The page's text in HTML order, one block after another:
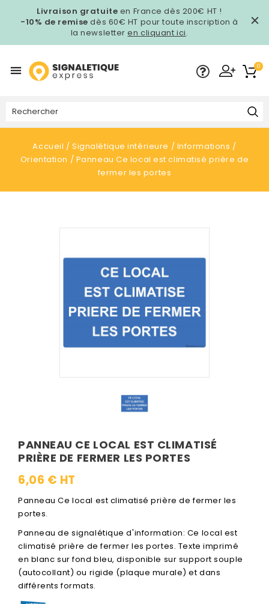
Livraison gratuite en France dès 200€ HT !
-10% de remise dès 60€ HT pour toute inscription à
la newsletteren cliquant ici.
 0
Accueil Signalétique intérieure
Informations
Orientation
Panneau Ce local est climatisé prière de
fermer les portes
PANNEAU CE LOCAL EST CLIMATISÉ
PRIÈRE DE FERMER LES PORTES
6,06 € HT
Panneau Ce local est climatisé prière de fermer les
portes.
Panneau de signalétique d'information: Ce local est
climatisé prière de fermer les portes. Texte imprimé
en blanc sur fond bleu, disponible sur support souple
(autocollant) ou rigide (plaque murale) et dans
différents formats.